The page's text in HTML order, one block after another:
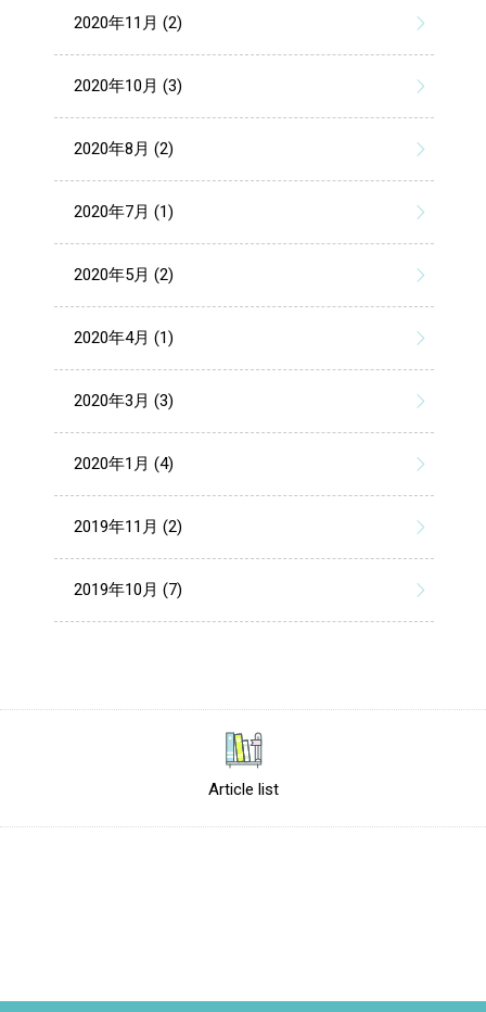
2020年11月 (2)
2020年10月 (3)
2020年8月 (2)
2020年7月 (1)
2020年5月 (2)
2020年4月 (1)
2020年3月 (3)
2020年1月 (4)
2019年11月 (2)
2019年10月 (7)
Article list